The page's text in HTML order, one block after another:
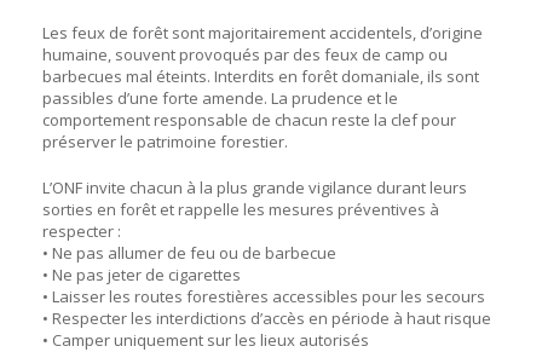
Les feux de forêt sont majoritairement accidentels, d’origine
humaine, souvent provoqués par des feux de camp ou
barbecues mal éteints. Interdits en forêt domaniale, ils sont
passibles d’une forte amende. La prudence et le
comportement responsable de chacun reste la clef pour
préserver le patrimoine forestier.
L’ONF invite chacun à la plus grande vigilance durant leurs
sorties en forêt et rappelle les mesures préventives à
respecter :
• Ne pas allumer de feu ou de barbecue
• Ne pas jeter de cigarettes
• Laisser les routes forestières accessibles pour les secours
• Respecter les interdictions d’accès en période à haut risque
• Camper uniquement sur les lieux autorisés